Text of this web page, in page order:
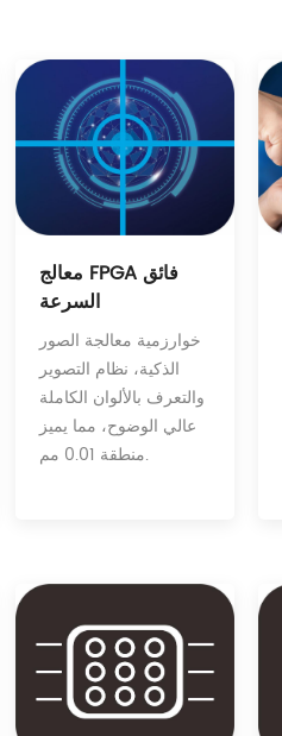
معالج FPGA فائق
السرعة
خوارزمية معالجة الصور
الذكية، نظام التصوير
والتعرف بالألوان الكاملة
عالي الوضوح، مما يميز
منطقة 0.01 مم.